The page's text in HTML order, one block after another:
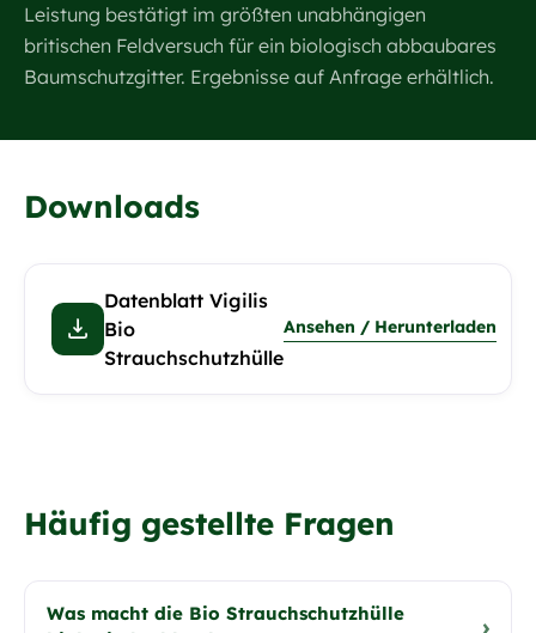
Leistung bestätigt im größten unabhängigen
britischen Feldversuch für ein biologisch abbaubares
Baumschutzgitter. Ergebnisse auf Anfrage erhältlich.
Downloads
Datenblatt Vigilis
Bio
Strauchschutzhülle
Ansehen / Herunterladen
Häufig gestellte Fragen
Was macht die Bio Strauchschutzhülle
›